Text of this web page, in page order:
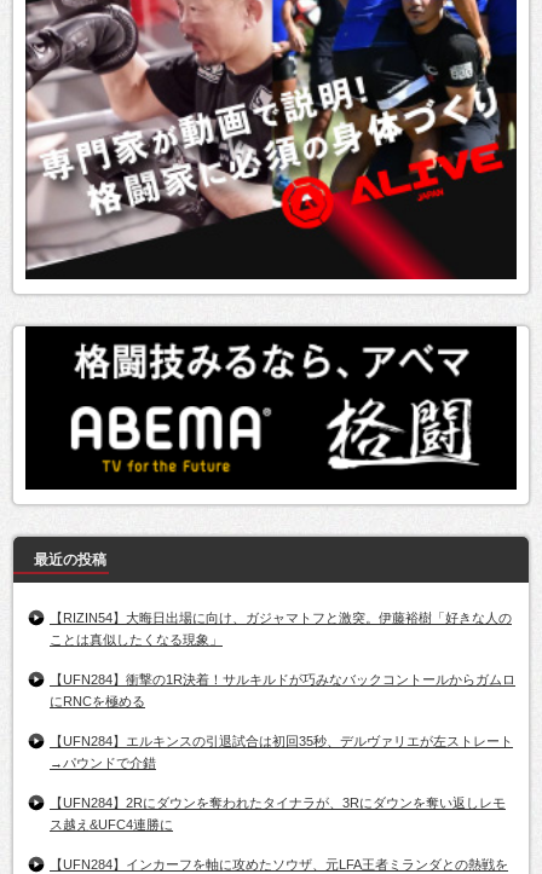
最近の投稿
【RIZIN54】大晦日出場に向け、ガジャマトフと激突。伊藤裕樹「好きな人の
ことは真似したくなる現象」
【UFN284】衝撃の1R決着！サルキルドが巧みなバックコントールからガムロ
にRNCを極める
【UFN284】エルキンスの引退試合は初回35秒、デルヴァリエが左ストレート
→パウンドで介錯
【UFN284】2Rにダウンを奪われたタイナラが、3Rにダウンを奪い返しレモ
ス越え&UFC4連勝に
【UFN284】インカーフを軸に攻めたソウザ、元LFA王者ミランダとの熱戦を